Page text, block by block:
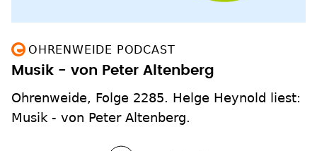
OHRENWEIDE PODCAST
Musik - von Peter Altenberg
Ohrenweide, Folge 2285. Helge Heynold liest:
Musik - von Peter Altenberg.